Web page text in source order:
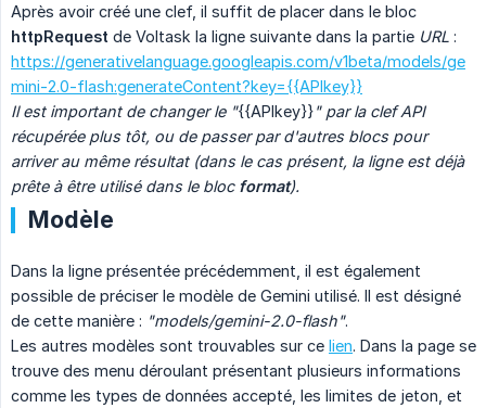
Après avoir créé une clef, il suffit de placer dans le bloc
httpRequest de Voltask la ligne suivante dans la partie URL :
https://generativelanguage.googleapis.com/v1beta/models/ge
mini-2.0-flash:generateContent?key={{APIkey}}
Il est important de changer le "{{APIkey}}" par la clef API
récupérée plus tôt, ou de passer par d'autres blocs pour
arriver au même résultat (dans le cas présent, la ligne est déjà
prête à être utilisé dans le bloc format).
Modèle
Dans la ligne présentée précédemment, il est également
possible de préciser le modèle de Gemini utilisé. Il est désigné
de cette manière : "models/gemini-2.0-flash".
Les autres modèles sont trouvables sur ce lien. Dans la page se
trouve des menu déroulant présentant plusieurs informations
comme les types de données accepté, les limites de jeton, et